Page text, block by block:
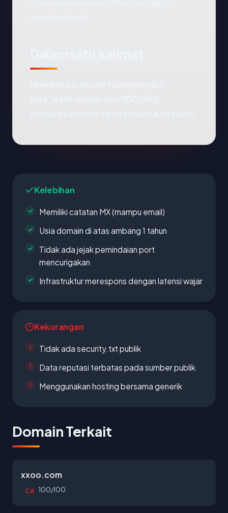
Kelebihan
Memiliki catatan MX (mampu email)
Usia domain di atas ambang 1 tahun
Tidak ada jejak pemindaian port
mencurigakan
Infrastruktur merespons dengan latensi wajar
Kekurangan
Tidak ada security.txt publik
Data reputasi terbatas pada sumber publik
Menggunakan hosting bersama generik
Domain Terkait
xxoo.com
CA 100/100